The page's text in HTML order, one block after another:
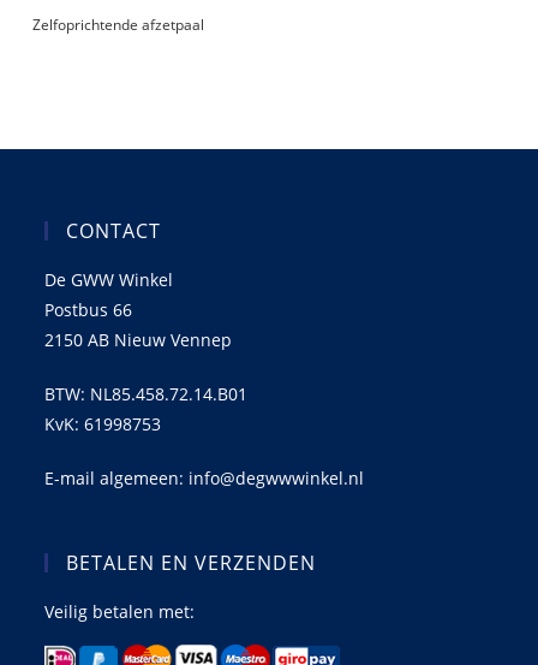
Zelfoprichtende afzetpaal
CONTACT
De GWW Winkel
Postbus 66
2150 AB Nieuw Vennep
BTW: NL85.458.72.14.B01
KvK: 61998753
E-mail algemeen: info@degwwwinkel.nl
BETALEN EN VERZENDEN
Veilig betalen met: